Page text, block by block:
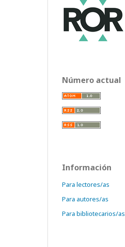
Número actual
Información
Para lectores/as
Para autores/as
Para bibliotecarios/as